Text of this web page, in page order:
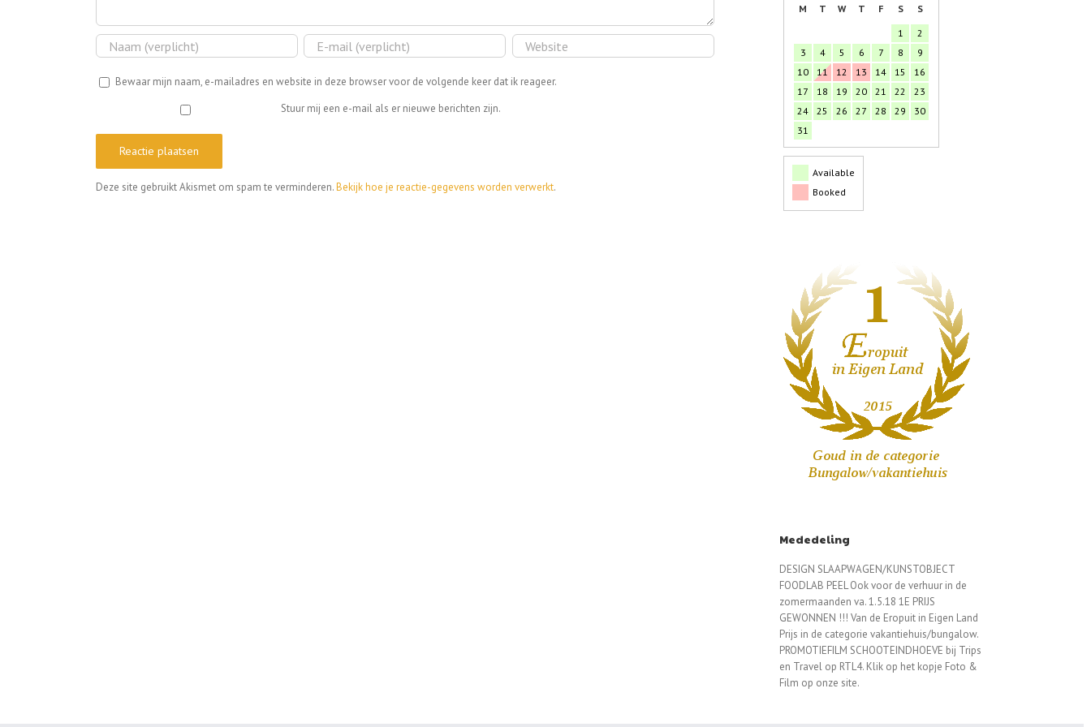
Bewaar mijn naam, e-mailadres en website in deze browser voor de volgende keer dat ik reageer.
Stuur mij een e-mail als er nieuwe berichten zijn.
Deze site gebruikt Akismet om spam te verminderen.Bekijk hoe je reactie-gegevens worden verwerkt.
M T W T F S
S
1
2
3
4 5 6 7 8
9
10
11 12 13 14 15
16
17
18 19 20 21 22
23
24
25 26 27 28 29
30
31
Available
Booked
Mededeling
DESIGN SLAAPWAGEN/KUNSTOBJECT
FOODLAB PEEL Ook voor de verhuur in de
zomermaanden va. 1.5.18 1E PRIJS
GEWONNEN !!! Van de Eropuit in Eigen Land
Prijs in de categorie vakantiehuis/bungalow.
PROMOTIEFILM SCHOOTEINDHOEVE bij Trips
en Travel op RTL4. Klik op het kopje Foto &
Film op onze site.